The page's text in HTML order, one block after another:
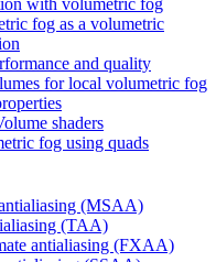
with volumetric fog
fog as a volumetric
and quality
for local volumetric fog
shaders
fog using quads
(MSAA)
(TAA)
antialiasing (FXAA)